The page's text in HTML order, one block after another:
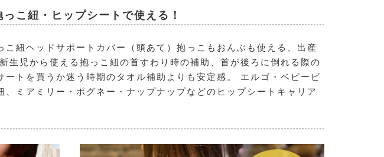
こ紐・ヒップシートで使える！
紐ヘッドサポートカバー（頭あて）抱っこもおんぶも使える、出産
生児から使える抱っこ紐の首すわり時の補助、首が後ろに倒れる際の
トを買うか迷う時期のタオル補助よりも安定感。 エルゴ・ベビービ
、ミアミリー・ポグネー・ナップナップなどのヒップシートキャリア